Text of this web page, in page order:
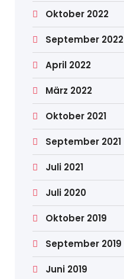
Oktober 2022
September 2022
April 2022
März 2022
Oktober 2021
September 2021
Juli 2021
Juli 2020
Oktober 2019
September 2019
Juni 2019